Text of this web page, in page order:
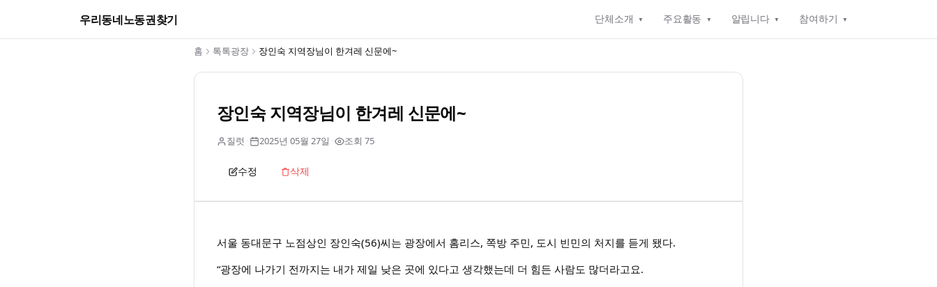
우리동네노동권찾기 단체소개 주요활동 알립니다 참여하기
홈 톡톡광장 장인숙 지역장님이 한겨레 신문에~
장인숙 지역장님이 한겨레 신문에~
질럿 · 2025년 05월 27일 · 조회 75
수정 삭제
서울 동대문구 노점상인 장인숙(56)씨는 광장에서 홈리스, 쪽방 주민, 도시 빈민의 처지를 듣게 됐다.
“광장에 나가기 전까지는 내가 제일 낮은 곳에 있다고 생각했는데 더 힘든 사람도 많더라고요.